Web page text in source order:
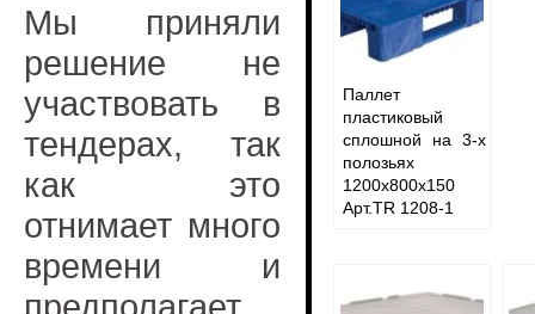
Мы приняли
решение не
участвовать в
тендерах, так
как это
отнимает много
времени и
Паллет
пластиковый
сплошной на 3-х
полозьях
1200х800х150
Арт.TR 1208-1